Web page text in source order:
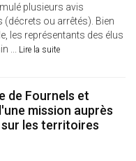
plusieurs avis
ou arrêtés). Bien
les représentants des élus
... Lire la suite
de Fournels et
mission auprès
sur les territoires